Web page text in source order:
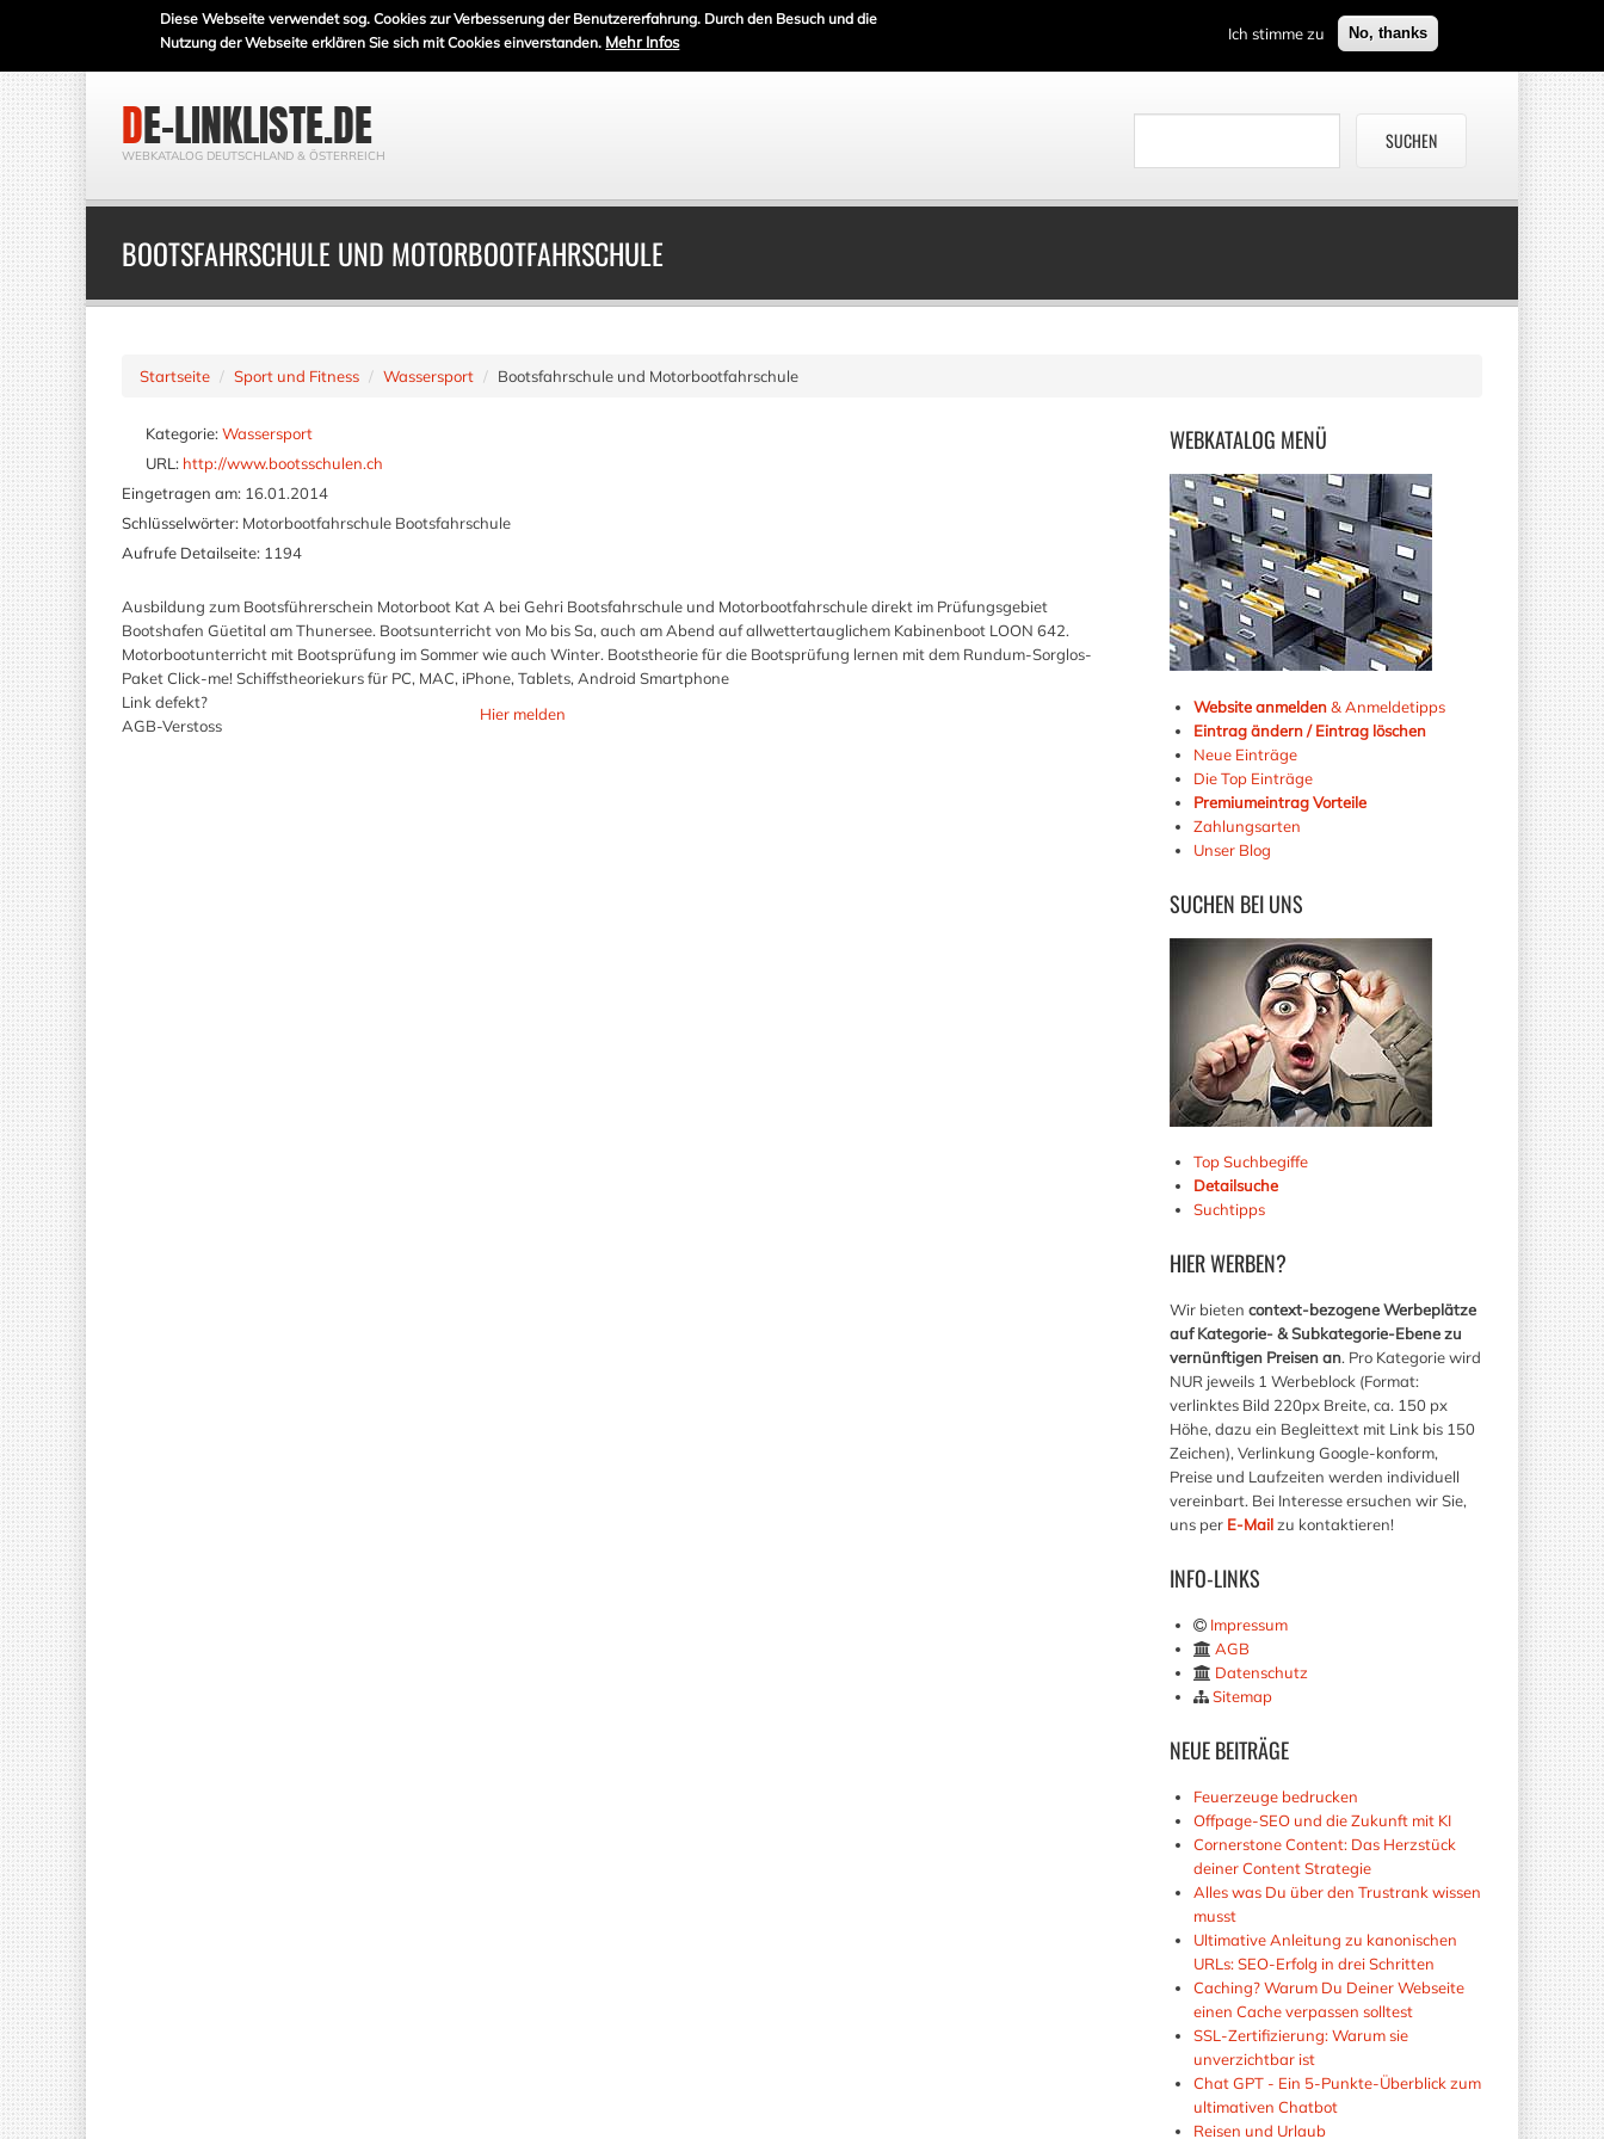
Diese Webseite verwendet sog. Cookies zur Verbesserung der Benutzererfahrung. Durch den Besuch und die
Nutzung der Webseite erklären Sie sich mit Cookies einverstanden. Mehr Infos Ich stimme zu No, thanks
DE-LINKLISTE.DE
WEBKATALOG DEUTSCHLAND & ÖSTERREICH
BOOTSFAHRSCHULE UND MOTORBOOTFAHRSCHULE
Startseite Sport und Fitness Wassersport Bootsfahrschule und Motorbootfahrschule
WEBKATALOG MENÜ
Website anmelden& Anmeldetipps
Eintrag ändern / Eintrag löschen
Neue Einträge
Die Top Einträge
Premiumeintrag Vorteile
Zahlungsarten
Unser Blog
SUCHEN BEI UNS
Top Suchbegiffe
Detailsuche
Suchtipps
HIERWERBEN?
Wir bieten context-bezogene Werbeplätze
auf Kategorie- & Subkategorie-Ebene zu
vernünftigen Preisen an. Pro Kategorie wird
NUR jeweils 1 Werbeblock (Format:
verlinktes Bild 220px Breite, ca. 150 px
Höhe, dazu ein Begleittext mit Link bis 150
Zeichen), Verlinkung Google-konform,
Preise und Laufzeiten werden individuell
vereinbart. Bei Interesse ersuchen wir Sie,
uns per E-Mailzu kontaktieren!
INFO-LINKS
Impressum
AGB
Datenschutz
Sitemap
NEUEBEITRÄGE
Feuerzeuge bedrucken
Offpage-SEO und die Zukunft mit KI
Cornerstone Content: Das Herzstück
deiner Content Strategie
Alles was Du über den Trustrank wissen
musst
Ultimative Anleitung zu kanonischen
URLs: SEO-Erfolg in drei Schritten
Caching? Warum Du Deiner Webseite
einen Cache verpassen solltest
SSL-Zertifizierung: Warum sie
unverzichtbar ist
Chat GPT - Ein 5-Punkte-Überblick zum
ultimativen Chatbot
Reisen und Urlaub
Kategorie: Wassersport
URL: http://www.bootsschulen.ch
Eingetragen am: 16.01.2014
Schlüsselwörter: Motorbootfahrschule Bootsfahrschule
Aufrufe Detailseite: 1194
Ausbildung zum Bootsführerschein Motorboot Kat A bei Gehri Bootsfahrschule und Motorbootfahrschule direkt im Prüfungsgebiet
Bootshafen Güetital am Thunersee. Bootsunterricht von Mo bis Sa, auch am Abend auf allwettertauglichem Kabinenboot LOON 642.
Motorbootunterricht mit Bootsprüfung im Sommer wie auch Winter. Bootstheorie für die Bootsprüfung lernen mit dem Rundum-Sorglos-
Paket Click-me! Schiffstheoriekurs für PC, MAC, iPhone, Tablets, Android Smartphone
Link defekt?
AGB-Verstoss
Hier melden